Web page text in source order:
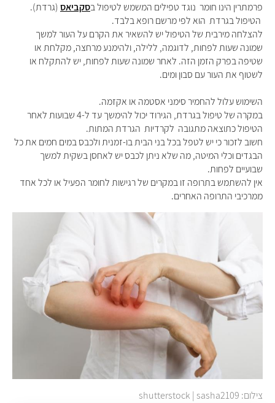
פרמתרין הינו חומר נוגד טפילים המשמש לטיפול בסקביאס(גרדת).
הטיפול בגרדת הוא לפי מרשם רופא בלבד.
להצלחה מירבית של הטיפול יש להשאיר את הקרם על העור למשך
שמונה שעות לפחות, לדוגמה, ללילה, ולהימנע מרחצה, מקלחת או
שטיפה בפרק הזמן הזה. לאחר שמונה שעות לפחות, יש להתקלח או
לשטוף את העור עם סבון ומים.
השימוש עלול להחמיר סימני אסטמה או אקזמה.
במקרה של טיפול בגרדת, הגירוד יכול להימשך עד ל-4 שבועות לאחר
הטיפול כתוצאה מתגובה לקרדיות הגרדת המתות.
חשוב לזכור כי יש לטפל בכל בני הבית בו-זמנית ולכבס במים חמים את כל
הבגדים וכלי המיטה, מה שלא ניתן לכבס יש לאחסן בשקית למשך
שבועיים לפחות.
אין להשתמש בתרופה זו במקרים של רגישות לחומר הפעיל או לכל אחד
ממרכיבי התרופה האחרים.
צילום: shutterstock | sasha2109